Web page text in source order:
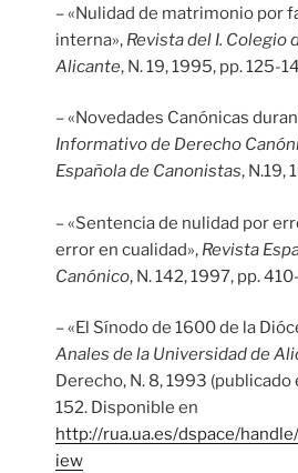
– «Nulidad de matrimonio por
interna», Revista del I. Colegio
Alicante, N. 19, 1995, pp. 125-
– «Novedades Canónicas
Informativo de Derecho
Española de Canonistas, N.19,
– «Sentencia de nulidad por
error en cualidad», Revista
Canónico, N. 142, 1997, pp.
– «El Sínodo de 1600 de la
Anales de la Universidad de
Derecho, N. 8, 1993 (publicado
152. Disponible en
http://rua.ua.es/dspace/
iew